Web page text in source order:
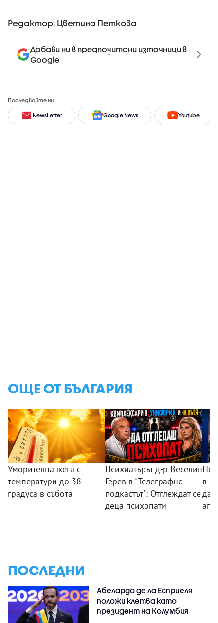
Редактор: Цветина Петкова
Добави ни в предпочитани източници в
Google
Последвайте ни
NewsLetter Google News Youtube
ОЩЕ ОТ БЪЛГАРИЯ
Уморителна жега с
температури до 38
градуса в събота
Психиатърът д-р Веселин
Герев в "Телеграфно
подкастът": Отглеждат се
деца психопати
в
ПОСЛЕДНИ
Абелардо де ла Есприеля
положи клетва като
президент на Колумбия